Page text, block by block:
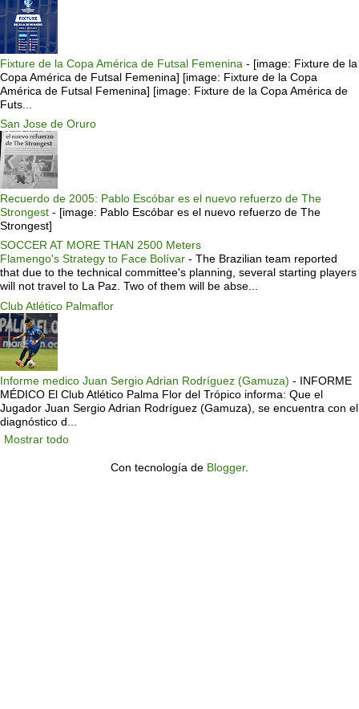
Fixture de la Copa América de Futsal Femenina - [image: Fixture de la
Copa América de Futsal Femenina] [image: Fixture de la Copa
América de Futsal Femenina] [image: Fixture de la Copa América de
Futs...
San Jose de Oruro
Recuerdo de 2005: Pablo Escóbar es el nuevo refuerzo de The
Strongest - [image: Pablo Escóbar es el nuevo refuerzo de The
Strongest]
SOCCER AT MORE THAN 2500 Meters
Flamengo's Strategy to Face Bolívar - The Brazilian team reported
that due to the technical committee's planning, several starting players
will not travel to La Paz. Two of them will be abse...
Club Atlético Palmaflor
Informe medico Juan Sergio Adrian Rodríguez (Gamuza) - INFORME
MÉDICO El Club Atlético Palma Flor del Trópico informa: Que el
Jugador Juan Sergio Adrian Rodríguez (Gamuza), se encuentra con el
diagnóstico d...
Mostrar todo
Con tecnología de Blogger.